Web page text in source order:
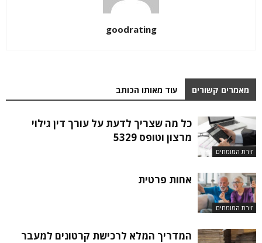
goodrating
מאמרים קשורים עוד מאותו הכותב
זירת המומחים
כל מה שצריך לדעת על עורך דין גילוי
מרצון וטופס 5329
זירת המומחים
אחות פרטית
המדריך המלא לרכישת קרטונים למעבר